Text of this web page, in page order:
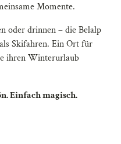
Momente.
oder drinnen – die Belalp
Skifahren. Ein Ort für
ihren Winterurlaub
Einfach magisch.